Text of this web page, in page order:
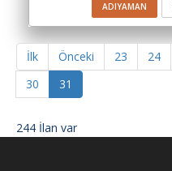
Aracına
iş
arayanlar
Blog
Yol
Katsayısı
ADIYAMAN
İlk Önceki 23 24
30
31
244 İlan var